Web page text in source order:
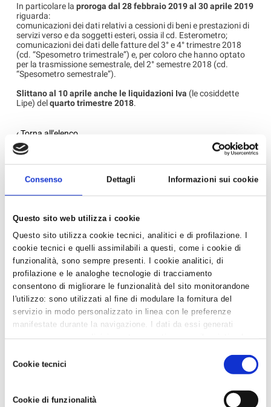
Consenso Dettagli Informazioni sui cookie
Questo sito web utilizza i cookie
Questo sito utilizza cookie tecnici, analitici e di profilazione. I
cookie tecnici e quelli assimilabili a questi, come i cookie di
funzionalità, sono sempre presenti. I cookie analitici, di
profilazione e le analoghe tecnologie di tracciamento
consentono di migliorare le funzionalità del sito monitorandone
l'utilizzo: sono utilizzati al fine di modulare la fornitura del
servizio in modo personalizzato in linea con le preferenze
manifestate durante la navigazione. I dati da essi generati
possono essere condivisi con terze parti e sono rilasciati solo
cookie cliccare su "Accetta tutti i cookie". Per differenziare le
preferenze e negare il consenso cliccare su "Personalizza
permanere delle impostazioni di default e dunque la
delCookie tecnici
Cookie di funzionalità
In particolare laproroga dal 28 febbraio 2019 al 30 aprile 2019
riguarda:
comunicazioni dei dati relativi a cessioni di beni e prestazioni di
servizi verso e da soggetti esteri, ossia il cd. Esterometro;
comunicazioni dei dati delle fatture del 3° e 4° trimestre 2018
(cd. “Spesometro trimestrale”) e, per coloro che hanno optato
per la trasmissione semestrale, del 2° semestre 2018 (cd.
“Spesometro semestrale”).
Slittano al 10 aprile anche le liquidazioni Iva (le cosiddette
Lipe) delquarto trimestre 2018.
‹ Torna all'elenco
News in Primo Piano
GIUGNO/LUGLIO/AGOSTO 2026 IN ...
- CONFARTIGIANATO IMPRESE RAVENNA E WELFARE
GROUP INSIEME PER UN BENESSE...
- CAAF CONFARTIGIANATO: ASSISTENZA QUALIFICATA
E SERVIZI DI QUALITÀ PER...
- DA CONFARTIGIANATO, SE HAI MENO DI 25 ANNI, LA
DICHIARAZIONE DEI REDDI...
- LA TUA AZIENDA E' DAVVERO SOSTENIBILE?...
Altre Fisco e consulenza aziendale
25...